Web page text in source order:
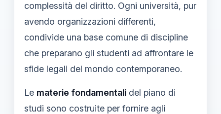
complessità del diritto. Ogni università, pur
avendo organizzazioni differenti,
condivide una base comune di discipline
che preparano gli studenti ad affrontare le
sfide legali del mondo contemporaneo.
Le materie fondamentali del piano di
studi sono costruite per fornire agli